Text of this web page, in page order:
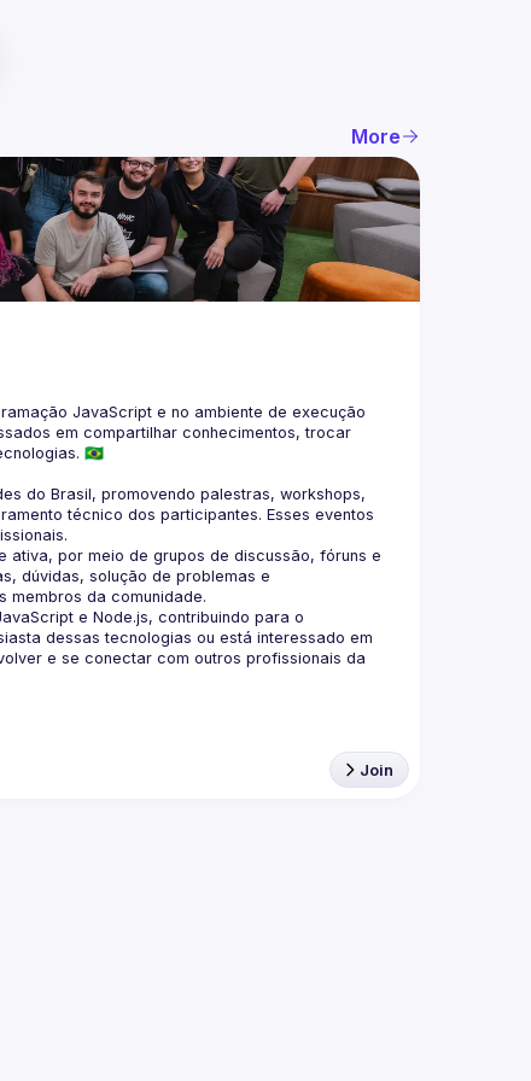
More
JavaScript e no ambiente de execução
em compartilhar conhecimentos, trocar
do Brasil, promovendo palestras, workshops,
técnico dos participantes. Esses eventos
ativa, por meio de grupos de discussão, fóruns e
dúvidas, solução de problemas e
e Node.js, contribuindo para o
dessas tecnologias ou está interessado em
e se conectar com outros profissionais da
Join